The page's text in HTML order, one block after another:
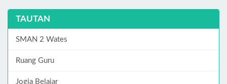
TAUTAN
SMAN 2 Wates
Ruang Guru
Jogja Belajar